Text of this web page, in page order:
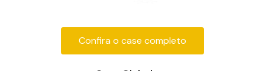
Confira o case completo